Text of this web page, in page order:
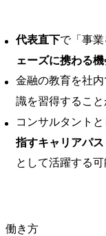
代表直下で「事業
ェーズに携わる
金融の教育を社内
識を習得すること
コンサルタント
指すキャリアパス
として活躍する
働き方